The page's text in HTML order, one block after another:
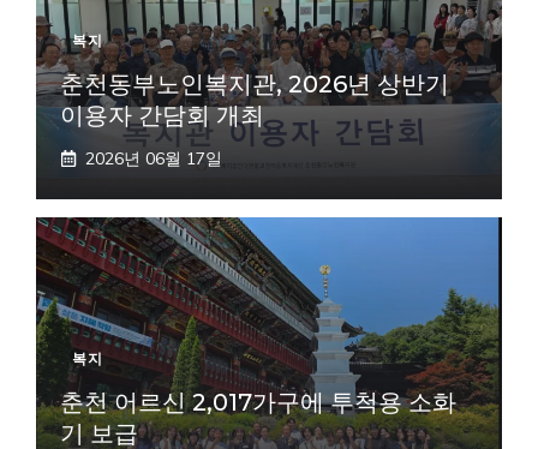
복지
춘천동부노인복지관, 2026년 상반기
이용자 간담회 개최
2026년 06월 17일
복지
춘천 어르신 2,017가구에 투척용 소화
기 보급